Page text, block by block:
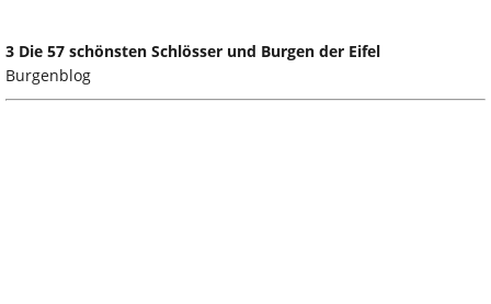
3 Die 57 schönsten Schlösser und Burgen der Eifel
Burgenblog